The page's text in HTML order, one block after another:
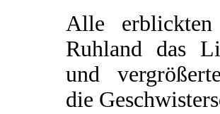
Alle
Ruhland das
und
die